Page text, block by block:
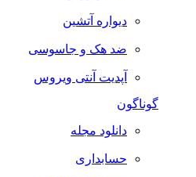
دیواره آتشین
ضد هک و جاسوسی
آپدیت آنتی ویروس
گوناگون
دانلود مجله
حسابداری